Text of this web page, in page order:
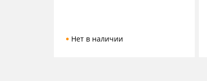
Нет в наличии